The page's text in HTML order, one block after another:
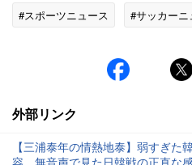
#スポーツニュース #サッカーニ
外部リンク
【三浦泰年の情熱地泰】弱すぎた
容…無音声で見た日韓戦の正直な